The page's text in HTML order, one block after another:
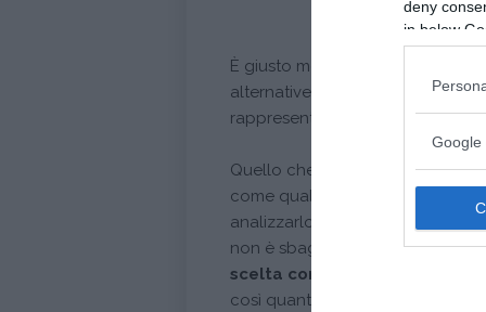
deny
in below
Google
È giusto mettere in discussione
alternative, possibilità e realtà.
rappresenta apertura e voglia di
Quello che però non deve
come qualcosa di
analizzarlo, comprenderlo a
non è sbagliato, quello che
scelta consapevole
così quanto derivato dall’altro